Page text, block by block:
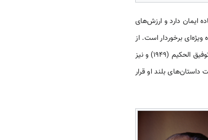
ایمان دارد و ارزش‌های
برخوردار است. از
جمله داستان‌های کوتاه او: راقصة المعبد (1938)، عهد الشیطان(1939)، شجرة الحکم (1945) و مجموعه اول و دوم قصص توفیق الحکیم (1949) و نیز
و عصفور من الشرق نیز در فهرست داستان‌های بلند او قرار